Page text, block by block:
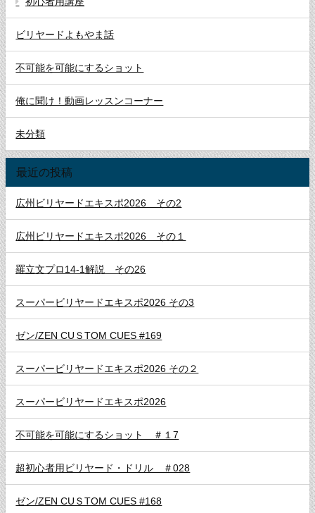
ビリヤードよもやま話
不可能を可能にするショット
俺に聞け！動画レッスンコーナー
未分類
最近の投稿
広州ビリヤードエキスポ2026 その2
広州ビリヤードエキスポ2026 その１
羅立文プロ14-1解説 その26
スーパービリヤードエキスポ2026 その3
ゼン/ZEN CUＳTOM CUES #169
スーパービリヤードエキスポ2026 その２
スーパービリヤードエキスポ2026
不可能を可能にするショット ＃１7
超初心者用ビリヤード・ドリル ＃028
ゼン/ZEN CUＳTOM CUES #168